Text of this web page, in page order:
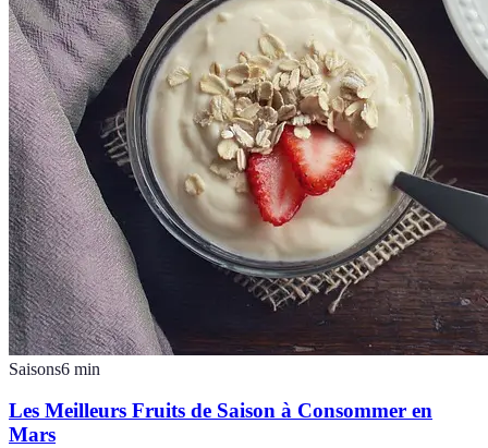
Saisons6 min
Les Meilleurs Fruits de Saison à Consommer en
Mars